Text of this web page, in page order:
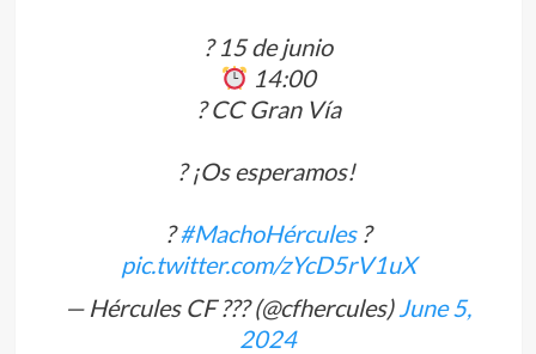
? 15 de junio
14:00
? CC Gran Vía
? ¡Os esperamos!
?#MachoHércules?
pic.twitter.com/zYcD5rV1uX
— Hércules CF ??? (@cfhercules)June 5,
2024